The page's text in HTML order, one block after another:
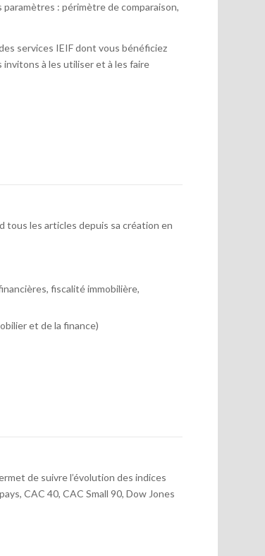
: périmètre de comparaison,
services IEIF dont vous bénéficiez
invitons à les utiliser et à les faire
tous les articles depuis sa création en
fiscalité immobilière,
et de la finance)
de suivre l’évolution des indices
CAC 40, CAC Small 90, Dow Jones